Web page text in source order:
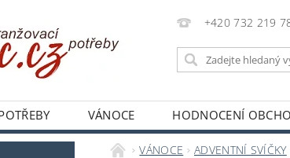
+420 732 219
VÁNOCE HODNOCENÍ
PODMÍNKY OCHRANY OSOBNÍCH ÚDAJŮ
VÁNOCE ADVENTNÍ SVÍČKY